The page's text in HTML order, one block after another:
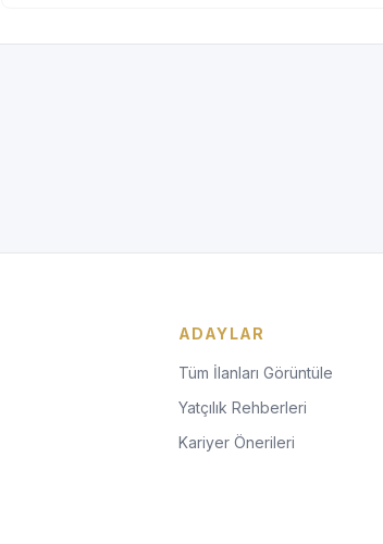
ADAYLAR
Tüm İlanları Görüntüle
Yatçılık Rehberleri
Kariyer Önerileri